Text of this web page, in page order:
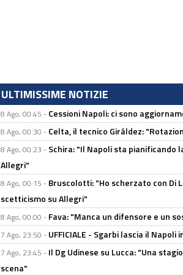
ULTIMISSIME NOTIZIE
8 Ago, 00:45 - Cessioni Napoli: ci sono
8 Ago, 00:30 - Celta, il tecnico Giráldez:
8 Ago, 00:23 - Schira: "Il Napoli sta pianificando
Allegri"
8 Ago, 00:15 - Bruscolotti: "Ho scherzato con Di
scetticismo su Allegri"
8 Ago, 00:00 - Fava: "Manca un difensore e un
7 Ago, 23:50 - UFFICIALE - Sgarbi lascia il
7 Ago, 23:45 - Il Dg Udinese su Lucca: "Una
scena"